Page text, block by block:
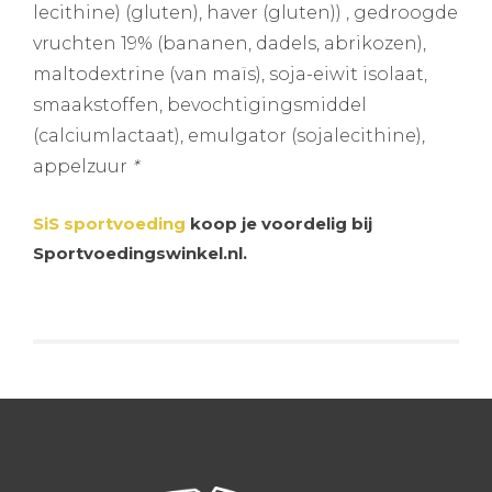
lecithine) (gluten), haver (gluten)) , gedroogde
vruchten 19% (bananen, dadels, abrikozen),
maltodextrine (van maïs), soja-eiwit isolaat,
smaakstoffen, bevochtigingsmiddel
(calciumlactaat), emulgator (sojalecithine),
appelzuur *
SiS sportvoeding koop je voordelig bij
Sportvoedingswinkel.nl.